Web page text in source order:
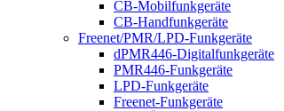
CB-Mobilfunkgeräte
CB-Handfunkgeräte
Freenet/PMR/LPD-Funkgeräte
dPMR446-Digitalfunkgeräte
PMR446-Funkgeräte
LPD-Funkgeräte
Freenet-Funkgeräte